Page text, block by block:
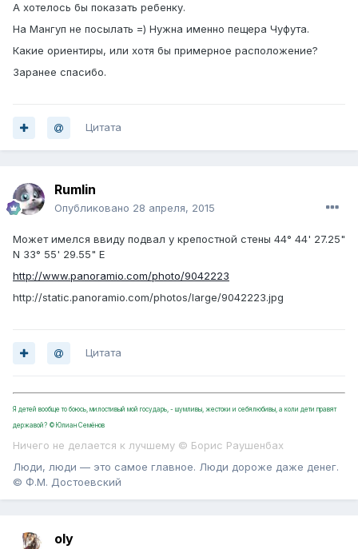
А хотелось бы показать ребенку.
На Мангуп не посылать =) Нужна именно пещера Чуфута.
Какие ориентиры, или хотя бы примерное расположение?
Заранее спасибо.
Цитата
Rumlin
Опубликовано 28 апреля, 2015
Может имелся ввиду подвал у крепостной стены 44° 44' 27.25"
N 33° 55' 29.55" E
http://www.panoramio.com/photo/9042223
http://static.panoramio.com/photos/large/9042223.jpg
Цитата
Я детей вообще то боюсь, милостивый мой государь, - шумливы, жестоки и себялюбивы, а коли дети правят
державой? ©Юлиан Семёнов
Ничего не делается к лучшему © Борис Раушенбах
Люди, люди — это самое главное. Люди дороже даже денег.
© Ф.М. Достоевский
oly